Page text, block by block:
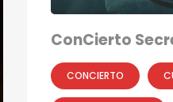
ConCierto
CONCIERTO